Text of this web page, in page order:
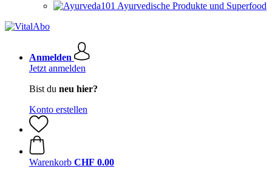
Ayurvedische Produkte und Superfood
Anmelden
Jetzt anmelden
Bist du neu hier?
Konto erstellen
Warenkorb CHF 0.00